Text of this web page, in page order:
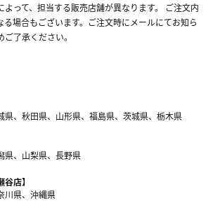
よって、担当する販売店舗が異なります。 ご注文内
る場合もございます。ご注文時にメールにてお知ら
了承ください。
県、秋田県、山形県、福島県、茨城県、栃木県
県、山梨県、長野県
店】
川県、沖縄県